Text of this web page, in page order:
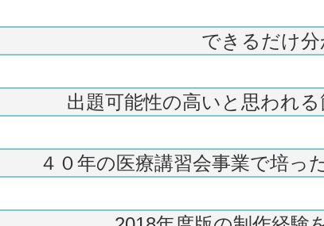
できるだけ分
出題可能性の高いと思われ
４０年の医療講習会事業で培っ